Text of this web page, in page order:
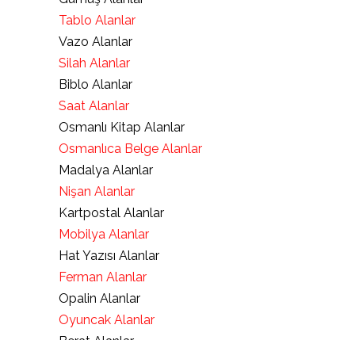
Tablo Alanlar
Vazo Alanlar
Silah Alanlar
Biblo Alanlar
Saat Alanlar
Osmanlı Kitap Alanlar
Osmanlıca Belge Alanlar
Madalya Alanlar
Nişan Alanlar
Kartpostal Alanlar
Mobilya Alanlar
Hat Yazısı Alanlar
Ferman Alanlar
Opalin Alanlar
Oyuncak Alanlar